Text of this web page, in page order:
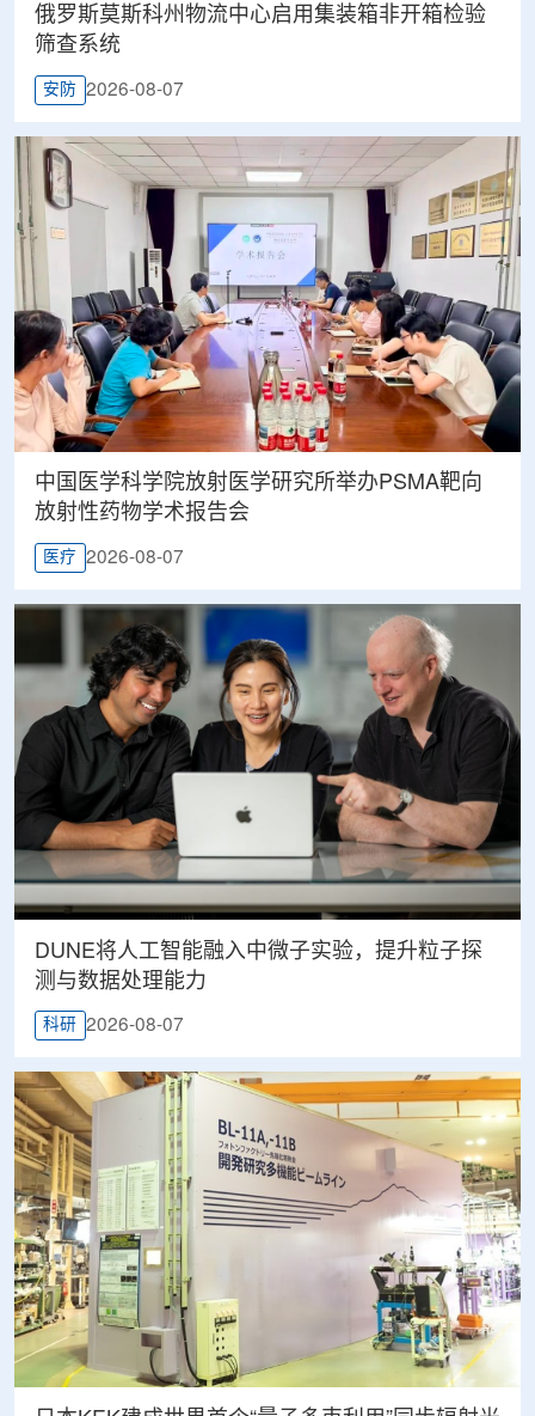
俄罗斯莫斯科州物流中心启用集装箱非开箱检验
筛查系统
安防 2026-08-07
中国医学科学院放射医学研究所举办PSMA靶向
放射性药物学术报告会
医疗 2026-08-07
DUNE将人工智能融入中微子实验，提升粒子探
测与数据处理能力
科研 2026-08-07